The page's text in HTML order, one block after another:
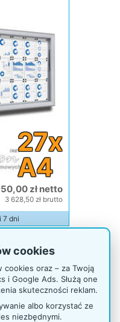
27x
A4
zł netto
3 628,50 zł brutto
7 dni
cookies
cookies oraz – za Twoją
i Google Ads. Służą one
skuteczności reklam.
albo korzystać ze
niezbędnymi.